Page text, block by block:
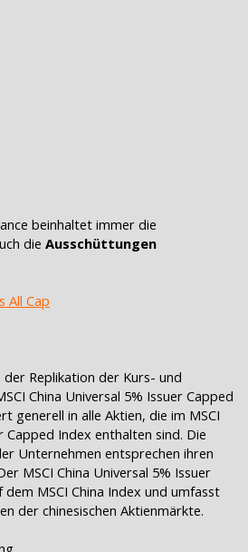
beinhaltet immer die
die Ausschüttungen
All Cap
Replikation der Kurs- und
China Universal 5% Issuer Capped
generell in alle Aktien, die im MSCI
Capped Index enthalten sind. Die
Unternehmen entsprechen ihren
MSCI China Universal 5% Issuer
MSCI China Index und umfasst
der chinesischen Aktienmärkte.